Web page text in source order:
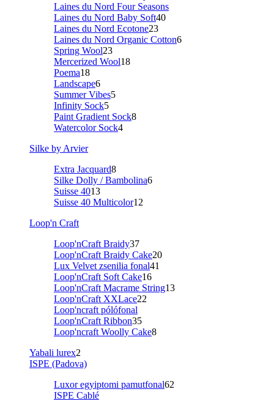
Laines du Nord Four Seasons
Laines du Nord Baby Soft40
Laines du Nord Ecotone23
Laines du Nord Organic Cotton6
Spring Wool23
Mercerized Wool18
Poema18
Landscape6
Summer Vibes5
Infinity Sock5
Paint Gradient Sock8
Watercolor Sock4
Silke by Arvier
Extra Jacquard8
Silke Dolly / Bambolina6
Suisse 4013
Suisse 40 Multicolor12
Loop'n Craft
Loop'nCraft Braidy37
Loop'nCraft Braidy Cake20
Lux Velvet zsenilia fonal41
Loop'nCraft Soft Cake16
Loop'nCraft Macrame String13
Loop'nCraft XXLace22
Loop'ncraft pólófonal
Loop'nCraft Ribbon35
Loop'ncraft Woolly Cake8
Yabali lurex2
ISPE (Padova)
Luxor egyiptomi pamutfonal62
ISPE Cablé